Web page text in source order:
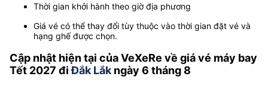
Thời gian khởi hành theo giờ địa phương
Giá vé có thể thay đổi tùy thuộc vào thời gian đặt vé và
hạng ghế được chọn.
Cập nhật hiện tại của VeXeRe về giá vé máy bay
Tết 2027 điĐắk Lắk ngày 6 tháng 8